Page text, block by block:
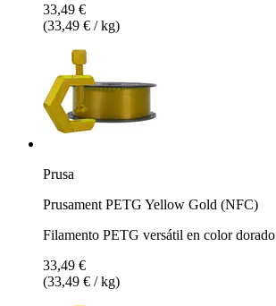
33,49 €
(33,49 € / kg)
Prusa
Prusament PETG Yellow Gold (NFC)
Filamento PETG versátil en color dorado
33,49 €
(33,49 € / kg)